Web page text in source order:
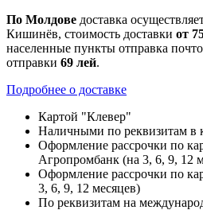
По Молдове доставка
Кишинёв, стоимость доставки от
населенные пункты отправка
отправки 69 лей.
Подробнее о доставке
Картой "Клевер"
Наличными по реквизитам в
Оформление рассрочки по
Агропромбанк (на 3, 6, 9, 12
Оформление рассрочки по
3, 6, 9, 12 месяцев)
По реквизитам на